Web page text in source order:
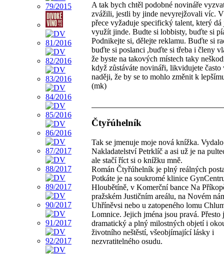
A tak bych chtěl podobné novináře
zvážili, jestli by jinde nevyrejžovali víc.
přece vyžaduje specifický talent, který dá
využít jinde. Budte si lobbisty, buďte si
Podnikejte si, dělejte reklamu. Buďte si
buďte si poslanci ,buďte si třeba i členy
že byste na takových místech taky
když zůstáváte novináři, likvidujete často
naději, že by se to mohlo změnit k
(mk)
Čtyřúhelník
Tak se jmenuje moje nová knížka.
Nakladatelství Petrklíč a asi už je na
ale stačí říct si o knížku mně.
Román Čtyřúhelník je plný reálných
Potkáte je na soukromé klinice
Hloubětíně, v Komerční bance Na
pražském Justičním areálu, na Novém
Uhříněvsi nebo u zatopeného lomu
Lomnice. Jejich jména jsou pravá. Přesto
dramatický a plný milostných objetí i
životního neštěstí, všeobjímající lásky i
nezvratitelného osudu.